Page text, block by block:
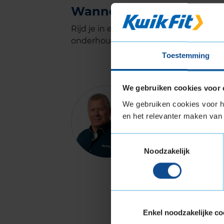
Toestemming
We gebruiken cookies voor
We gebruiken cookies voor
en het relevanter maken
Noodzakelijk
Enkel noodzakelijke
Wanneer heeft mijn
Rijd je in een oudere Ford? Dan kun
onderhoudsbeurt. Rijd je in een
Bij onze
merkbeurt,
We maken
aan de